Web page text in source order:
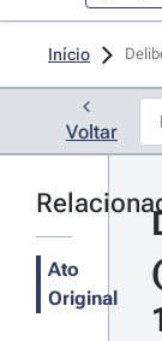
Início
Voltar
Ato
Original